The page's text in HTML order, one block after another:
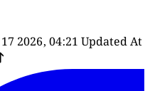
2026, 04:21Updated At